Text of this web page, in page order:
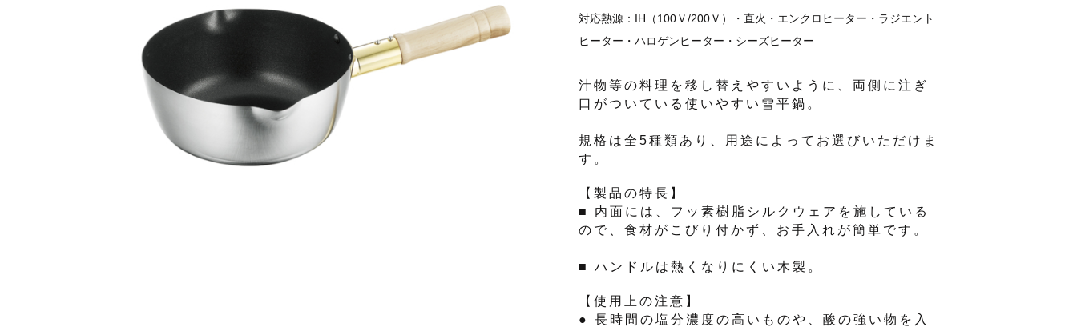
対応熱源：IH（100Ｖ/200Ｖ）・直火・エンクロヒーター・ラジエント
ヒーター・ハロゲンヒーター・シーズヒーター
汁物等の料理を移し替えやすいように、両側に注ぎ
口がついている使いやすい雪平鍋。
規格は全5種類あり、用途によってお選びいただけま
す。
【製品の特長】
■ 内面には、フッ素樹脂シルクウェアを施している
ので、食材がこびり付かず、お手入れが簡単です。
■ ハンドルは熱くなりにくい木製。
【使用上の注意】
● 長時間の塩分濃度の高いものや、酸の強い物を入